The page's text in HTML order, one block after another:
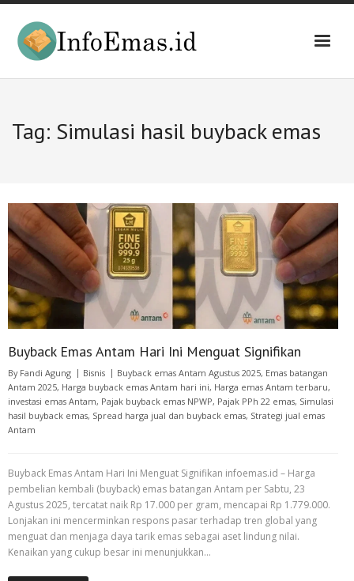
Skip
content
Tag: Simulasi hasil buyback emas
Buyback Emas Antam Hari Ini Menguat Signifikan
By Fandi Agung Bisnis Buyback emas Antam Agustus 2025, Emas batangan
Antam 2025, Harga buyback emas Antam hari ini, Harga emas Antam terbaru,
investasi emas Antam, Pajak buyback emas NPWP, Pajak PPh 22 emas, Simulasi
hasil buyback emas, Spread harga jual dan buyback emas, Strategi jual emas
Antam
Buyback Emas Antam Hari Ini Menguat Signifikan infoemas.id – Harga
pembelian kembali (buyback) emas batangan Antam per Sabtu, 23
Agustus 2025, tercatat naik Rp 17.000 per gram, mencapai Rp 1.779.000.
Lonjakan ini mencerminkan respons pasar terhadap tren global yang
menguat dan menjaga daya tarik emas sebagai aset lindung nilai.
Kenaikan yang cukup besar ini menunjukkan…